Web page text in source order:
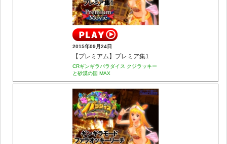
2015年09月24日
【プレミアム】プレミア集1
CRギンギラパラダイス クジラッキー
と砂漠の国 MAX